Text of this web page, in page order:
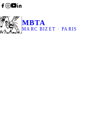
MBTA
MARC BIZET · PARIS